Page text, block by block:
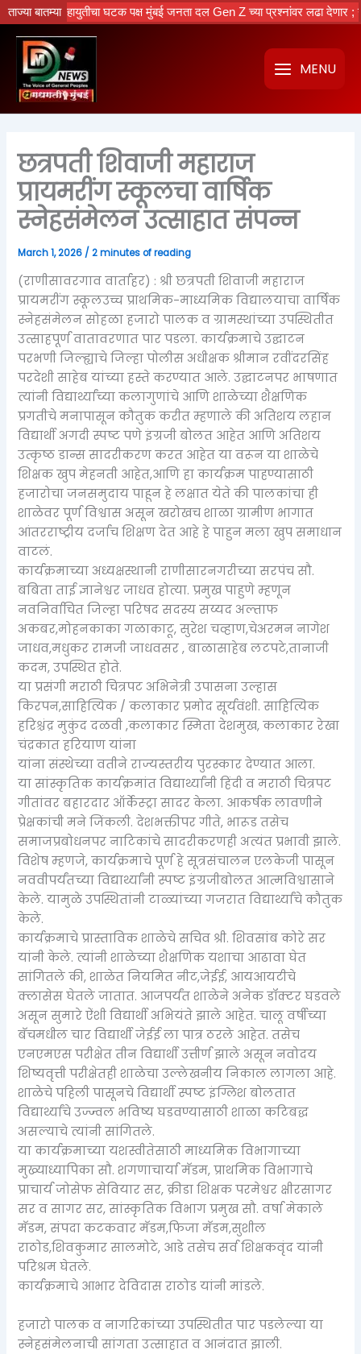
ताज्या बातम्या
महायुतीचा घटक पक्ष मुंबई जनता दल Gen Z च्या प्रश्नांवर लढा देणार ; नवीन
Skip
to
content
MENU
छत्रपती शिवाजी महाराज
प्रायमरींग स्कूलचा वार्षिक
स्नेहसंमेलन उत्साहात संपन्न
March 1, 2026 /2 minutes of reading
(राणीसावरगाव वार्ताहर) : श्री छत्रपती शिवाजी महाराज
प्रायमरींग स्कूलउच्च प्राथमिक-माध्यमिक विद्यालयाचा वार्षिक
स्नेहसंमेलन सोहळा हजारो पालक व ग्रामस्थांच्या उपस्थितीत
उत्साहपूर्ण वातावरणात पार पडला. कार्यक्रमाचे उद्घाटन
परभणी जिल्ह्याचे जिल्हा पोलीस अधीक्षक श्रीमान रवींदरसिंह
परदेशी साहेब यांच्या हस्ते करण्यात आले. उद्घाटनपर भाषणात
त्यांनी विद्यार्थ्यांच्या कलागुणांचे आणि शाळेच्या शैक्षणिक
प्रगतीचे मनापासून कौतुक करीत म्हणाले की अतिशय लहान
विद्यार्थी अगदी स्पष्ट पणे इंग्रजी बोलत आहेत आणि अतिशय
उत्कृष्ठ डान्स सादरीकरण करत आहेत या वरून या शाळेचे
शिक्षक खुप मेहनती आहेत,आणि हा कार्यक्रम पाहण्यासाठी
हजारोचा जनसमुदाय पाहून हे लक्षात येते की पालकांचा ही
शाळेवर पूर्ण विश्वास असून खरोखच शाळा ग्रामीण भागात
आंतरराष्ट्रीय दर्जाच शिक्षण देत आहे हे पाहुन मला खुप समाधान
वाटलं.
कार्यक्रमाच्या अध्यक्षस्थानी राणीसारनगरीच्या सरपंच सौ.
बबिता ताई ज्ञानेश्वर जाधव होत्या. प्रमुख पाहुणे म्हणून
नवनिर्वाचित जिल्हा परिषद सदस्य सय्यद अल्ताफ
अकबर,मोहनकाका गळाकाटू, सुरेश चव्हाण,चेअरमन नागेश
जाधव,मधुकर रामजी जाधवसर , बाळासाहेब लटपटे,तानाजी
कदम, उपस्थित होते.
या प्रसंगी मराठी चित्रपट अभिनेत्री उपासना उल्हास
किरपन,साहित्यिक / कलाकार प्रमोद सूर्यवंशी. साहित्यिक
हरिश्चंद्र मुकुंद दळवी ,कलाकार स्मिता देशमुख, कलाकार रेखा
चंद्रकात हरियाण यांना
यांना संस्थेच्या वतीने राज्यस्तरीय पुरस्कार देण्यात आला.
या सांस्कृतिक कार्यक्रमांत विद्यार्थ्यांनी हिंदी व मराठी चित्रपट
गीतांवर बहारदार ऑर्केस्ट्रा सादर केला. आकर्षक लावणीने
प्रेक्षकांची मने जिंकली. देशभक्तीपर गीते, भारूड तसेच
समाजप्रबोधनपर नाटिकांचे सादरीकरणही अत्यंत प्रभावी झाले.
विशेष म्हणजे, कार्यक्रमाचे पूर्ण हे सूत्रसंचालन एलकेजी पासून
नववीपर्यंतच्या विद्यार्थ्यांनी स्पष्ट इंग्रजीबोलत आत्मविश्वासाने
केले. यामुळे उपस्थितांनी टाळ्यांच्या गजरात विद्यार्थ्यांचे कौतुक
केले.
कार्यक्रमाचे प्रास्ताविक शाळेचे सचिव श्री. शिवसांब कोरे सर
यांनी केले. त्यांनी शाळेच्या शैक्षणिक यशाचा आढावा घेत
सांगितले की, शाळेत नियमित नीट,जेईई, आयआयटीचे
क्लासेस घेतले जातात. आजपर्यंत शाळेने अनेक डॉक्टर घडवले
असून सुमारे ऐंशी विद्यार्थी अभियंते झाले आहेत. चालू वर्षीच्या
बॅचमधील चार विद्यार्थी जेईई ला पात्र ठरले आहेत. तसेच
एनएमएस परीक्षेत तीन विद्यार्थी उत्तीर्ण झाले असून नवोदय
शिष्यवृत्ती परीक्षेतही शाळेचा उल्लेखनीय निकाल लागला आहे.
शाळेचे पहिली पासूनचे विद्यार्थी स्पष्ट इंग्लिश बोलतात
विद्यार्थ्यांचे उज्ज्वल भविष्य घडवण्यासाठी शाळा कटिबद्ध
असल्याचे त्यांनी सांगितले.
या कार्यक्रमाच्या यशस्वीतेसाठी माध्यमिक विभागाच्या
मुख्याध्यापिका सौ. शगणाचार्या मॅडम, प्राथमिक विभागाचे
प्राचार्य जोसेफ सेवियार सर, क्रीडा शिक्षक परमेश्वर क्षीरसागर
सर व सागर सर, सांस्कृतिक विभाग प्रमुख सौ. वर्षा मेकाले
मॅडम, संपदा कटकवार मॅडम,फिजा मॅडम,सुशील
राठोड,शिवकुमार सालमोटे, आडे तसेच सर्व शिक्षकवृंद यांनी
परिश्रम घेतले.
कार्यक्रमाचे आभार देविदास राठोड यांनी मांडले.
हजारो पालक व नागरिकांच्या उपस्थितीत पार पडलेल्या या
स्नेहसंमेलनाची सांगता उत्साहात व आनंदात झाली.